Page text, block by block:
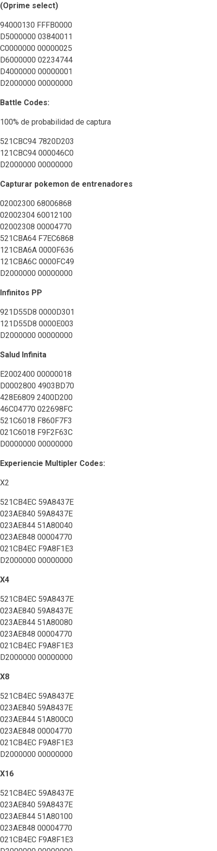
(Oprime select)
94000130 FFFB0000
D5000000 03840011
C0000000 00000025
D6000000 02234744
D4000000 00000001
D2000000 00000000
Battle Codes:
100% de probabilidad de captura
521CBC94 7820D203
121CBC94 000046C0
D2000000 00000000
Capturar pokemon de entrenadores
02002300 68006868
02002304 60012100
02002308 00004770
521CBA64 F7EC6868
121CBA6A 0000F636
121CBA6C 0000FC49
D2000000 00000000
Infinitos PP
921D55D8 0000D301
121D55D8 0000E003
D2000000 00000000
Salud Infinita
E2002400 00000018
D0002800 4903BD70
428E6809 2400D200
46C04770 022698FC
521C6018 F860F7F3
021C6018 F9F2F63C
D0000000 00000000
Experiencie Multipler Codes:
X2
521CB4EC 59A8437E
023AE840 59A8437E
023AE844 51A80040
023AE848 00004770
021CB4EC F9A8F1E3
D2000000 00000000
X4
521CB4EC 59A8437E
023AE840 59A8437E
023AE844 51A80080
023AE848 00004770
021CB4EC F9A8F1E3
D2000000 00000000
X8
521CB4EC 59A8437E
023AE840 59A8437E
023AE844 51A800C0
023AE848 00004770
021CB4EC F9A8F1E3
D2000000 00000000
X16
521CB4EC 59A8437E
023AE840 59A8437E
023AE844 51A80100
023AE848 00004770
021CB4EC F9A8F1E3